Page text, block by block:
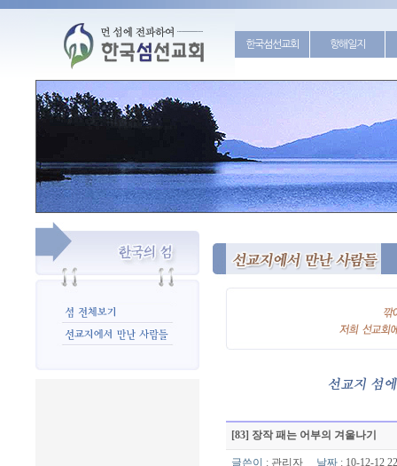
한국섬선교회 항해일지
[83] 장작 패는 어부의 겨울나기
글쓴이 : 관리자 날짜 : 10-12-12